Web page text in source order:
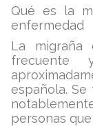
Qué es la
enfermedad
La migraña
frecuente
española.
personas